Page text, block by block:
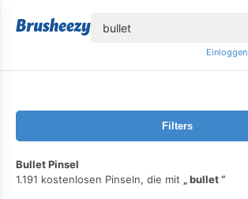
Einloggen
Filters
Bullet Pinsel
1.191 kostenlosen Pinseln, die mit
bullet